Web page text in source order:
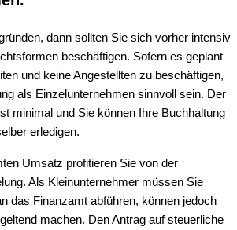
dann sollten Sie sich vorher intensiv
beschäftigen. Sofern es geplant
und keine Angestellten zu beschäftigen,
als Einzelunternehmen sinnvoll sein. Der
minimal und Sie können Ihre Buchhaltung
erledigen.
Umsatz profitieren Sie von der
Als Kleinunternehmer müssen Sie
das Finanzamt abführen, können jedoch
machen. Den Antrag auf steuerliche